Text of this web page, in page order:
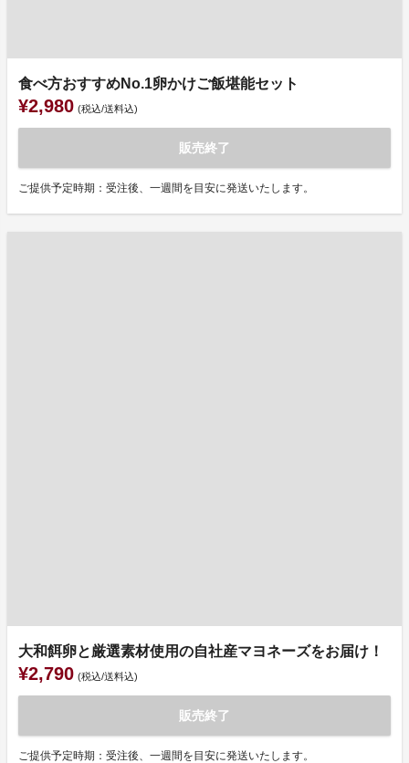
食べ方おすすめNo.1卵かけご飯堪能セット
¥2,980 (税込/送料込)
販売終了
ご提供予定時期：受注後、一週間を目安に発送いたします。
大和餌卵と厳選素材使用の自社産マヨネーズをお届け！
¥2,790 (税込/送料込)
販売終了
ご提供予定時期：受注後、一週間を目安に発送いたします。